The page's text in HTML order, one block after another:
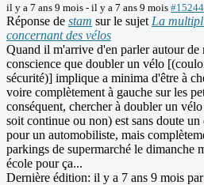
il y a 7 ans 9 mois - il y a 7 ans 9 mois
Réponse de stam sur le sujet La
concernant des vélos
Quand il m'arrive d'en parler autour de
conscience que doubler un vélo
sécurité)] implique a minima d'être à
voire complètement à gauche sur les
conséquent, chercher à doubler un
soit continue ou non) est sans doute un
pour un automobiliste, mais
parkings de supermarché le dimanche
école pour ça...
Dernière édition: il y a 7 ans 9 mois par